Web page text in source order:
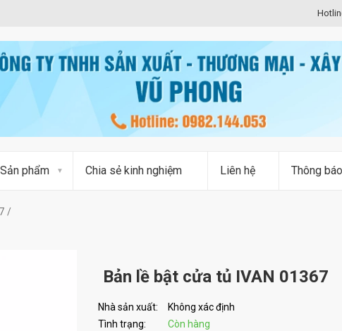
Sản phẩm Chia sẻ kinh nghiệm Liên hệ Thông
Bản lề bật cửa tủ IVAN 01367
Nhà sản xuất:
Không xác định
Tình trạng:
Còn hàng